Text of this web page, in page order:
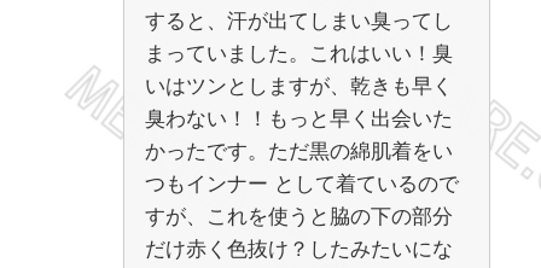
すると、汗が出てしまい臭ってし
まっていました。これはいい！臭
いはツンとしますが、乾きも早く
臭わない！！もっと早く出会いた
かったです。ただ黒の綿肌着をい
つもインナー として着ているので
すが、これを使うと脇の下の部分
だけ赤く色抜け？したみたいにな